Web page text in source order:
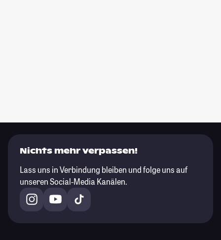
Nichts mehr verpassen!
Lass uns in Verbindung bleiben und folge uns auf
unseren Social-Media Kanälen.